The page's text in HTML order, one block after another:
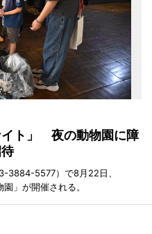
イト」 夜の動物園に障
3884-5577）で8月22日、
」が開催される。